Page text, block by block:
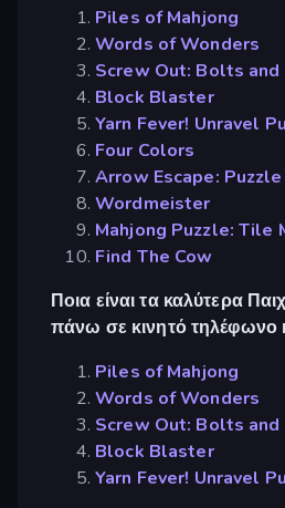
Piles of Mahjong
Words of Wonders
Screw Out: Bolts and
Block Blaster
Yarn Fever! Unravel
Four Colors
Arrow Escape: Puzzle
Wordmeister
Mahjong Puzzle: Tile
Find The Cow
Ποια είναι τα καλύτερα
πάνω σε κινητό τηλέφωνο
Piles of Mahjong
Words of Wonders
Screw Out: Bolts and
Block Blaster
Yarn Fever! Unravel